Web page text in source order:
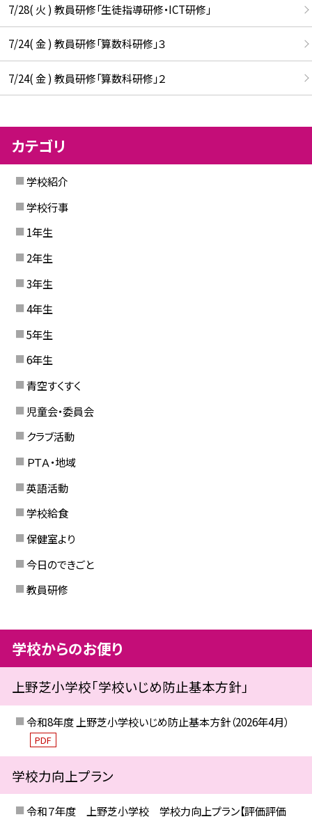
7/28( 火 ) 教員研修「生徒指導研修・ICT研修」
7/24( 金 ) 教員研修「算数科研修」３
7/24( 金 ) 教員研修「算数科研修」２
カテゴリ
学校紹介
学校行事
1年生
2年生
3年生
4年生
5年生
6年生
青空すくすく
児童会・委員会
クラブ活動
ＰＴＡ・地域
英語活動
学校給食
保健室より
今日のできごと
教員研修
学校からのお便り
上野芝小学校「学校いじめ防止基本方針」
令和8年度 上野芝小学校いじめ防止基本方針（2026年4月）
PDF
学校力向上プラン
令和７年度 上野芝小学校 学校力向上プラン【評価評価